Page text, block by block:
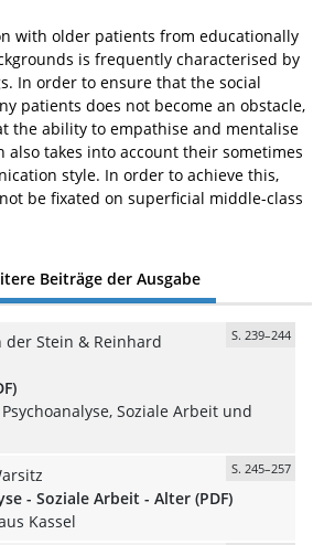
with older patients from educationally
is frequently characterised by
In order to ensure that the social
patients does not become an obstacle,
the ability to empathise and mentalise
also takes into account their sometimes
style. In order to achieve this,
be fixated on superficial middle-class
Beiträge der Ausgabe
der Stein & Reinhard
S. 239–244
Soziale Arbeit und
S. 245–257
- Soziale Arbeit - Alter (PDF)
Kassel